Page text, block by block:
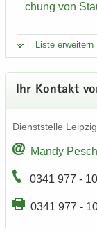
chung von
Liste er­wei­tern
Ihr Kon­takt
Dienst­stel­le Leip­zig
Mandy
0341 977 -
0341 977 -